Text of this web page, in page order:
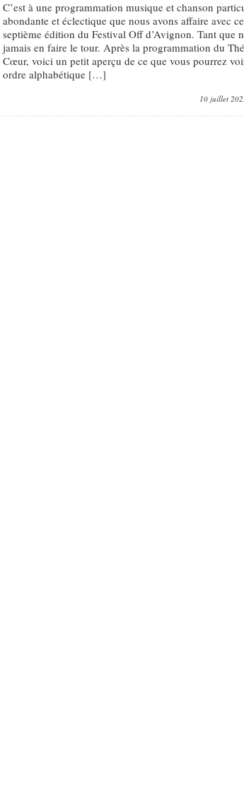
C’est à une programmation musique et chanson
abondante et éclectique que nous avons affaire avec
septième édition du Festival Off d’Avignon. Tant que
jamais en faire le tour. Après la programmation du
Cœur, voici un petit aperçu de ce que vous pourrez
ordre alphabétique […]
10 juillet